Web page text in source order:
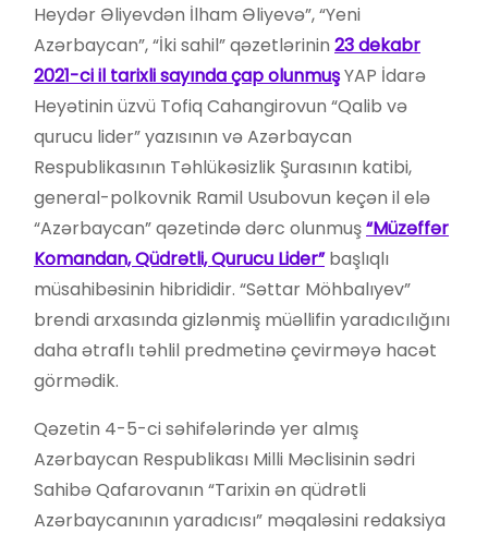
Heydər Əliyevdən İlham Əliyevə”, “Yeni
Azərbaycan”, “İki sahil” qəzetlərinin 23 dekabr
2021-ci il tarixli sayında çap olunmuşYAP İdarə
Heyətinin üzvü Tofiq Cahangirovun “Qalib və
qurucu lider” yazısının və Azərbaycan
Respublikasının Təhlükəsizlik Şurasının katibi,
general-polkovnik Ramil Usubovun keçən il elə
“Azərbaycan” qəzetində dərc olunmuş“Müzəffər
Komandan, Qüdrətli, Qurucu Lider”başlıqlı
müsahibəsinin hibrididir. “Səttar Möhbalıyev”
brendi arxasında gizlənmiş müəllifin yaradıcılığını
daha ətraflı təhlil predmetinə çevirməyə hacət
görmədik.
Qəzetin 4-5-ci səhifələrində yer almış
Azərbaycan Respublikası Milli Məclisinin sədri
Sahibə Qafarovanın “Tarixin ən qüdrətli
Azərbaycanının yaradıcısı” məqaləsini redaksiya